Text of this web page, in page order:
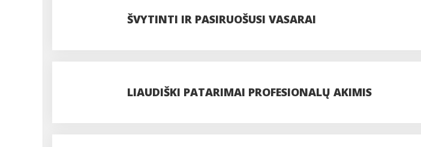
ŠVYTINTI IR PASIRUOŠUSI VASARAI
LIAUDIŠKI PATARIMAI PROFESIONALŲ AKIMIS